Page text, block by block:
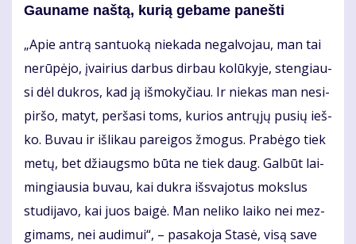
Gau­na­me naš­tą, ku­rią ge­ba­me pa­neš­ti
„Apie an­trą san­tuo­ką nie­ka­da ne­gal­vo­jau, man tai
ne­rū­pė­jo, įvai­rius dar­bus dir­bau ko­lū­ky­je, sten­giau­
si dėl duk­ros, kad ją iš­mo­ky­čiau. Ir nie­kas man ne­si­
pir­šo, ma­tyt, per­ša­si toms, ku­rios ant­rų­jų pu­sių ieš­
ko. Bu­vau ir iš­li­kau pa­rei­gos žmo­gus. Pra­bė­go tiek
me­tų, bet džiaugs­mo bū­ta ne tiek daug. Gal­būt lai­
min­giau­sia bu­vau, kai duk­ra iš­sva­jo­tus moks­lus
stu­di­ja­vo, kai juos bai­gė. Man ne­li­ko lai­ko nei mez­
gi­mams, nei au­di­mui“, – pa­sa­ko­ja Sta­sė, vi­są sa­ve